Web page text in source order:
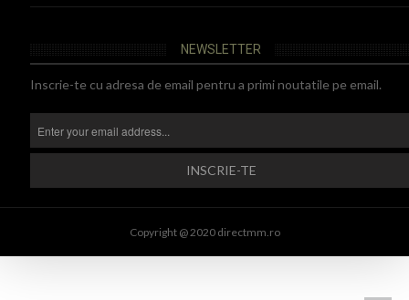
NEWSLETTER
Inscrie-te cu adresa de email pentru a primi noutatile pe email.
Copyright @ 2020 directmm.ro